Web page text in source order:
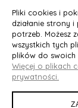
Deluxury.pl
Pliki cookies i
działanie strony
potrzeb. Możesz
wszystkich tych
plików do swoich
Więcej o plikach
prywatności.